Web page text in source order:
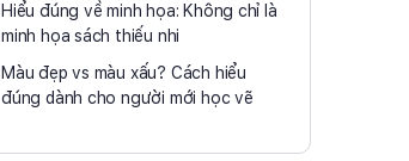
Hiểu đúng về minh họa: Không chỉ là
minh họa sách thiếu nhi
Màu đẹp vs màu xấu? Cách hiểu
đúng dành cho người mới học vẽ